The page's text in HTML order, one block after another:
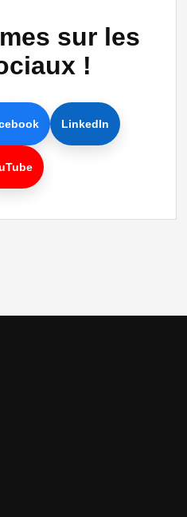
sur les
!
LinkedIn